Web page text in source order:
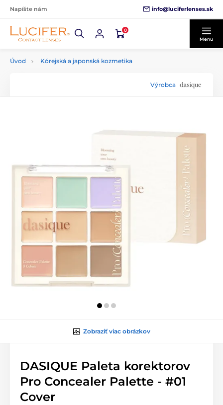
Napíšte nám info@luciferlenses.sk
0
Menu
Úvod Kórejská a japonská kozmetika
Výrobca
Zobraziť viac obrázkov
DASIQUE Paleta korektorov
Pro Concealer Palette - #01
Cover